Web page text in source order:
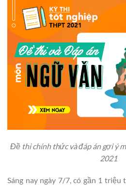
Đề thi chính thức và đáp án gợi ý
2021
Sáng nay ngày 7/7, có gần 1